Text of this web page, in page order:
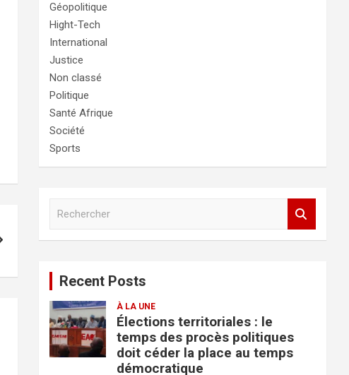
Géopolitique
Hight-Tech
International
Justice
Non classé
Politique
Santé Afrique
Société
Sports
c
h
e
r
Recent Posts
À LA UNE
Élections territoriales : le
temps des procès politiques
doit céder la place au temps
démocratique